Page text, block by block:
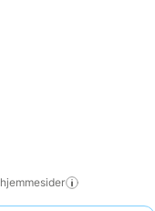
hjemmesider